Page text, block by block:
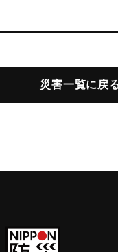
災害一覧に戻